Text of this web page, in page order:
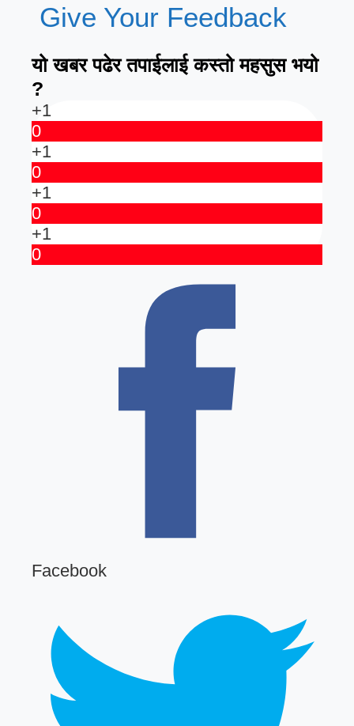
Give Your Feedback
यो खबर पढेर तपाईलाई कस्तो महसुस भयो
?
+1
0
+1
0
+1
0
+1
0
Facebook